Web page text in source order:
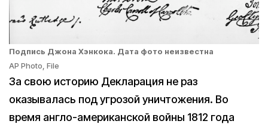
Подпись Джона Хэнкока. Дата фото неизвестна
AP Photo, File
За свою историю Декларация не раз
оказывалась под угрозой уничтожения. Во
время англо-американской войны 1812 года